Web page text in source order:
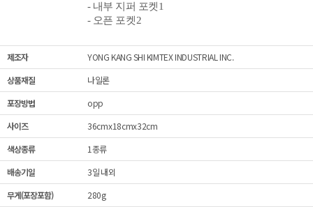
- 내부 지퍼 포켓1
- 오픈 포켓2
제조자
YONG KANG SHI KIMTEX INDUSTRIAL INC.
상품재질
나일론
포장방법
opp
사이즈
36cmx18cmx32cm
색상종류
1종류
배송기일
3일 내외
무게(포장포함)
280g